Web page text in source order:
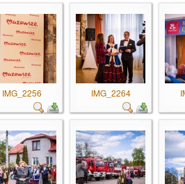
IMG_2256 IMG_2264